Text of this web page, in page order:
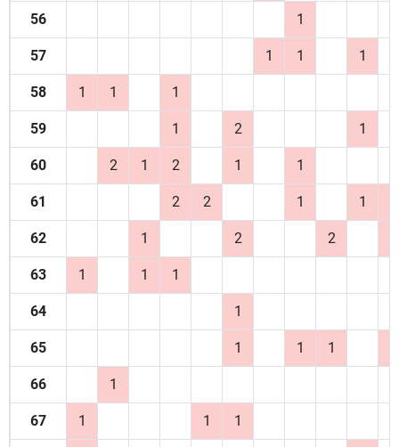
56 1
57 1 1 1
58 1 1 1
59 1 2 1
60 2 1 2 1 1
61 2 2 1 1
62 1 2 2
63 1 1 1
64 1
65 1 1 1
66 1
67 1 1 1